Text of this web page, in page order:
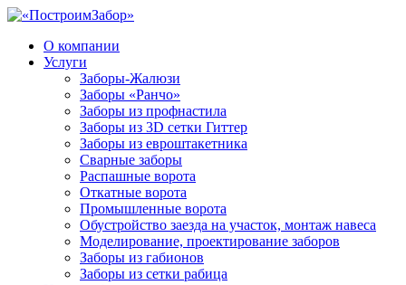
О компании
Услуги
Заборы-Жалюзи
Заборы «Ранчо»
Заборы из профнастила
Заборы из 3D сетки Гиттер
Заборы из евроштакетника
Сварные заборы
Распашные ворота
Откатные ворота
Промышленные ворота
Обустройство заезда на участок, монтаж навеса
Моделирование, проектирование заборов
Заборы из габионов
Заборы из сетки рабица